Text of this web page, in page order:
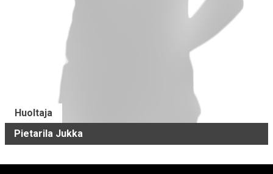
Huoltaja
Pietarila Jukka